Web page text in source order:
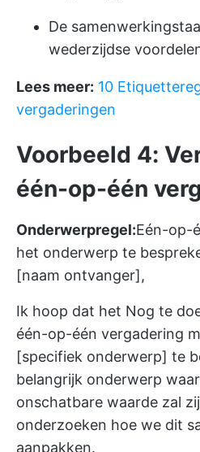
De
wederzijdse
Lees meer: 10
vergaderingen
Voorbeeld 4:
één-op-één
Onderwerpregel:Eén-op-
het onderwerp te
[naam ontvanger],
Ik hoop dat het Nog te
één-op-één vergadering
[specifiek onderwerp] te
belangrijk onderwerp
onschatbare waarde zal
onderzoeken hoe we dit
aanpakken.